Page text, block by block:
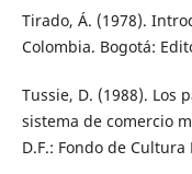
Tirado, Á. (1978).
Colombia. Bogotá:
Tussie, D. (1988). Los
sistema de comercio
D.F.: Fondo de Cultura